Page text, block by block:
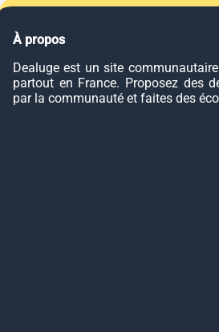
À propos
Dealuge est un site
partout en France. Proposez des
par la communauté et faites des